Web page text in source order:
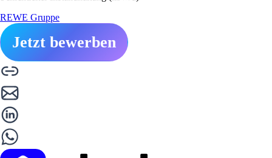
REWE Gruppe
Jetzt bewerben